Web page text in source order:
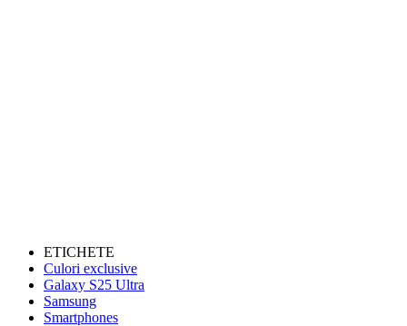
ETICHETE
Culori exclusive
Galaxy S25 Ultra
Samsung
Smartphones